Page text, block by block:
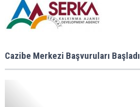
Cazibe Merkezi Başvuruları Başladı